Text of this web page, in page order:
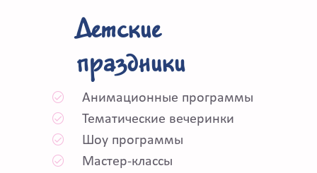
Детские
праздники
Анимационные программы
Тематические вечеринки
Шоу программы
Мастер-классы